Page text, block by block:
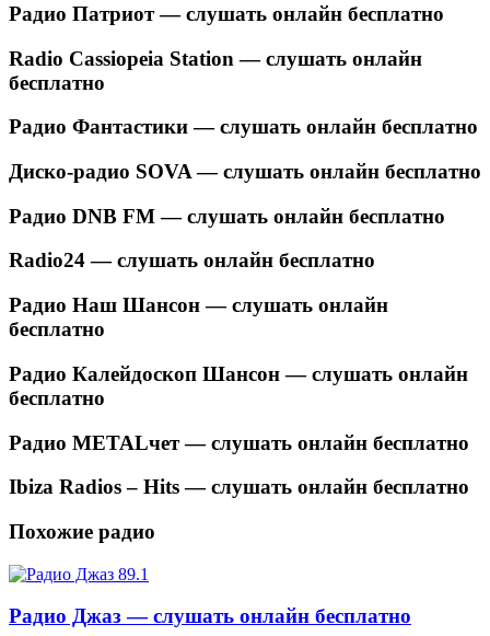
Радио Патриот — слушать онлайн бесплатно
Radio Cassiopeia Station — слушать онлайн
бесплатно
Радио Фантастики — слушать онлайн бесплатно
Диско-радио SOVA — слушать онлайн бесплатно
Радио DNB FM — слушать онлайн бесплатно
Radio24 — слушать онлайн бесплатно
Радио Наш Шансон — слушать онлайн
бесплатно
Радио Калейдоскоп Шансон — слушать онлайн
бесплатно
Радио METALчет — слушать онлайн бесплатно
Ibiza Radios – Hits — слушать онлайн бесплатно
Похожие радио
Радио Джаз — слушать онлайн бесплатно